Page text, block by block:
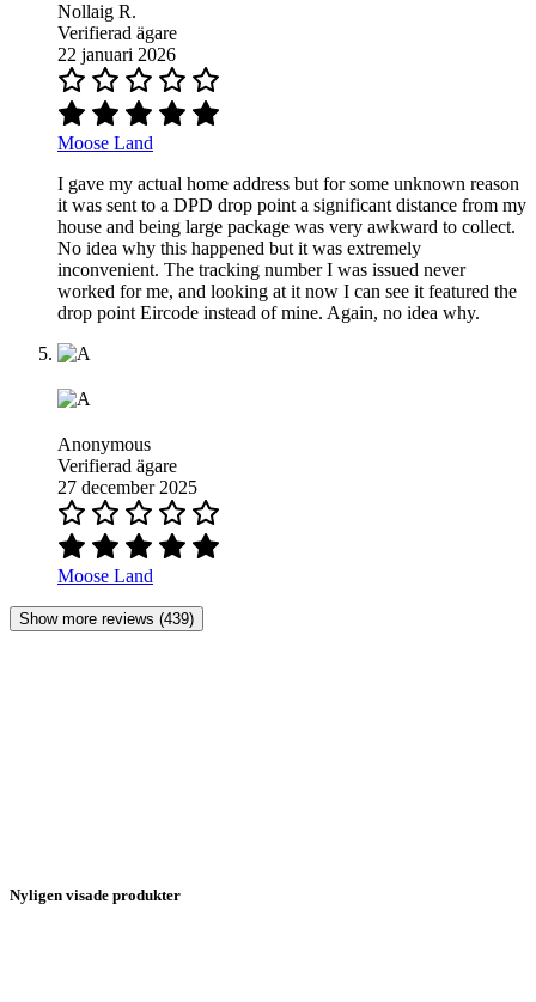
Nollaig R.
Verifierad ägare
22 januari 2026
Moose Land
I gave my actual home address but for some unknown reason
it was sent to a DPD drop point a significant distance from my
house and being large package was very awkward to collect.
No idea why this happened but it was extremely
inconvenient. The tracking number I was issued never
worked for me, and looking at it now I can see it featured the
drop point Eircode instead of mine. Again, no idea why.
Anonymous
Verifierad ägare
27 december 2025
Moose Land
Show more reviews (439)
Nyligen visade produkter